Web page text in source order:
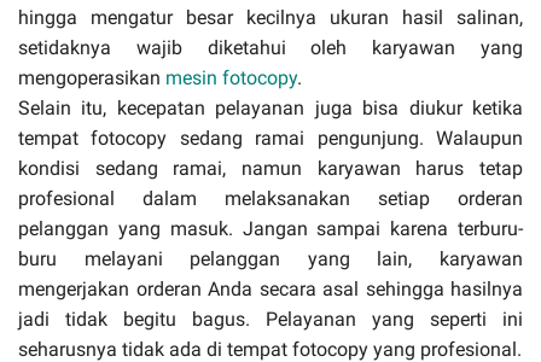
hingga mengatur besar kecilnya ukuran hasil salinan,
setidaknya wajib diketahui oleh karyawan yang
mengoperasikan mesin fotocopy.
Selain itu, kecepatan pelayanan juga bisa diukur ketika
tempat fotocopy sedang ramai pengunjung. Walaupun
kondisi sedang ramai, namun karyawan harus tetap
profesional dalam melaksanakan setiap orderan
pelanggan yang masuk. Jangan sampai karena terburu-
buru melayani pelanggan yang lain, karyawan
mengerjakan orderan Anda secara asal sehingga hasilnya
jadi tidak begitu bagus. Pelayanan yang seperti ini
seharusnya tidak ada di tempat fotocopy yang profesional.